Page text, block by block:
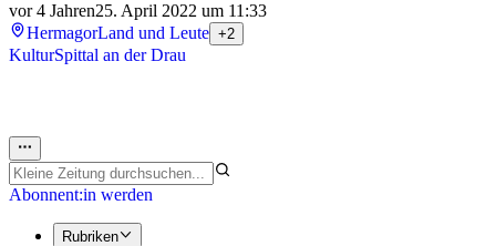
vor 4 Jahren25. April 2022 um 11:33
HermagorLand und Leute +2
KulturSpittal an der Drau
Abonnent:in werden
Rubriken